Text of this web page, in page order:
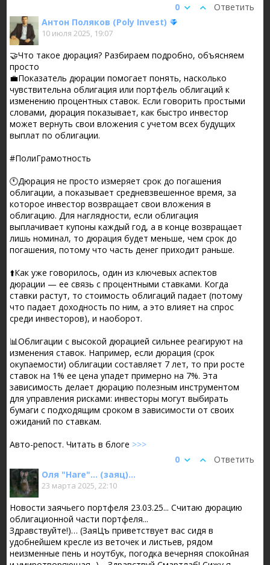
Ответить
0
Антон Поляков (Poly Invest)
10 июля 2025, 19:07
🤝Что такое дюрация? Разбираем подробно, объясняем
просто
💼Показатель дюрации помогает понять, насколько
чувствительна облигация или портфель облигаций к
изменению процентных ставок. Если говорить простыми
словами, дюрация показывает, как быстро инвестор
может вернуть свои вложения с учетом всех будущих
выплат по облигации.
#ПолиГрамотность
🕚Дюрация не просто измеряет срок до погашения
облигации, а показывает средневзвешенное время, за
которое инвестор возвращает свои вложения в
облигацию. Для наглядности, если облигация
выплачивает купоны каждый год, а в конце возвращает
лишь номинал, то дюрация будет меньше, чем срок до
погашения, потому что часть денег приходит раньше.
⬆️Как уже говорилось, один из ключевых аспектов
дюрации — ее связь с процентными ставками. Когда
ставки растут, то стоимость облигаций падает (потому
что падает доходность по ним, а это влияет на спрос
среди инвесторов), и наоборот.
📊Облигации с высокой дюрацией сильнее реагируют на
изменения ставок. Например, если дюрация (срок
окупаемости) облигации составляет 7 лет, то при росте
ставок на 1% ее цена упадет примерно на 7%. Эта
зависимость делает дюрацию полезным инструментом
для управления рисками: инвесторы могут выбирать
бумаги с подходящим сроком в зависимости от своих
ожиданий по ставкам.
Авто-репост. Читать в блоге >>>
Ответить
0
Оля "Hare"... (заяц)...
23 марта 2025, 22:10
Новости заячьего портфеля 23.03.25... Считаю дюрацию
облигационной части портфеля...
Здравствуйте!)… (ЗаяЦъ приветствует вас сидя в
удобнейшем кресле из веточек и листьев, рядом
неизменные пень и ноутбук, погодка вечерняя спокойная